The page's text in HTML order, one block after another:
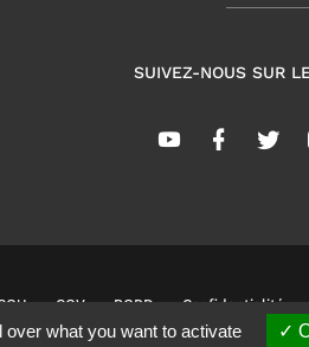
SUIVEZ-NOUS SUR
CGV RGPD Confidentialité
what you want to activate